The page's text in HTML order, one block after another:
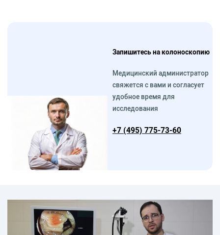
Запишитесь на колоноскопию
Медицинский администратор
свяжется с вами и согласует
удобное время для
исследования
+7 (495) 775-73-60